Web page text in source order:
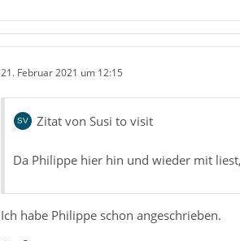
21. Februar 2021 um 12:15
Zitat von Susi to visit
Da Philippe hier hin und wieder mit
Ich habe Philippe schon angeschrieben.